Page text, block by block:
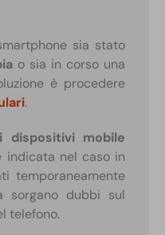
sia stato
o sia in corso una
è procedere
.
dispositivi mobile
indicata nel caso in
temporaneamente
sorgano dubbi sul
telefono.